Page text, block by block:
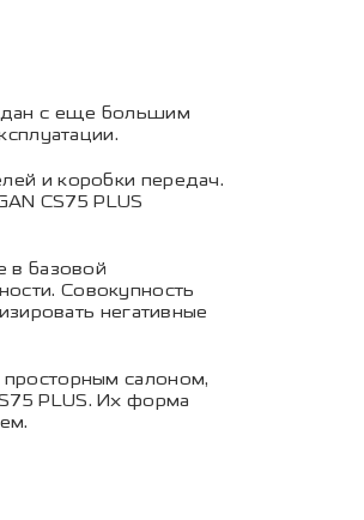
c еще большим
и коробки передач.
CS75 PLUS
в базовой
Совокупность
негативные
салоном,
PLUS. Их форма